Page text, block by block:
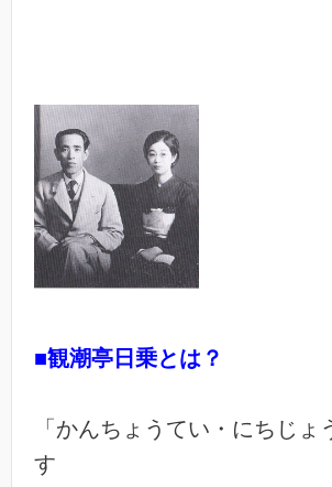
■観潮亭日乗とは？
「かんちょうてい・にちじょ
す